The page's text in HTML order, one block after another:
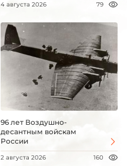
4 августа 2026 79
96 лет Воздушно-
десантным войскам
России
2 августа 2026 160